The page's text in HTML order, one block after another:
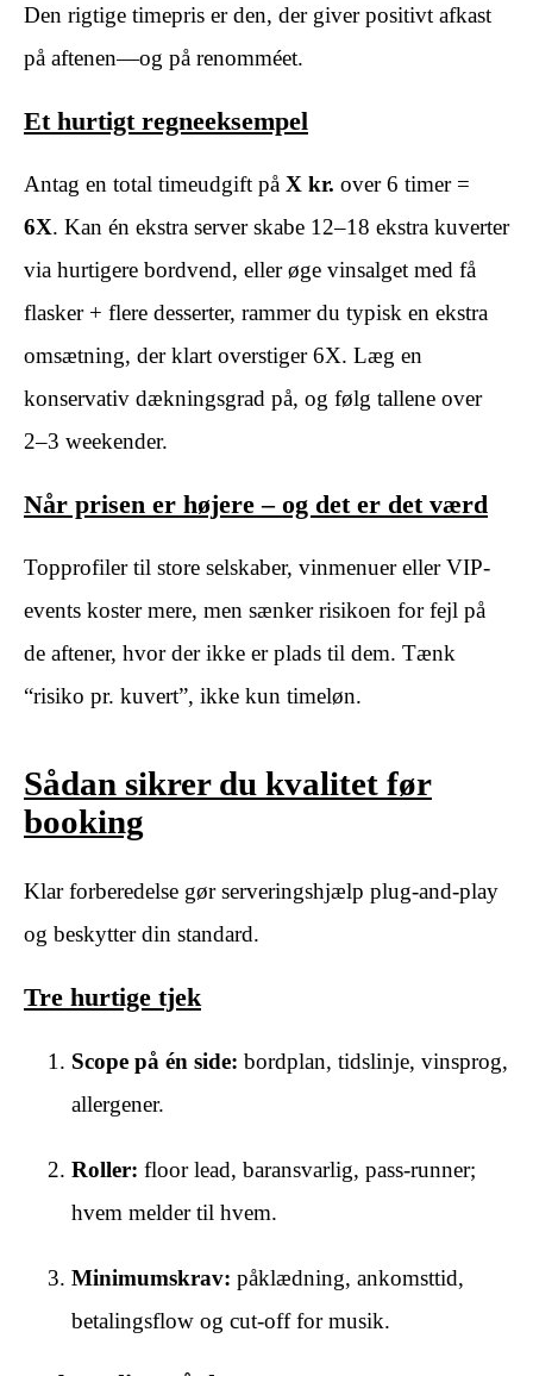
Den rigtige timepris er den, der giver positivt afkast
på aftenen—og på renomméet.
Et hurtigt regneeksempel
Antag en total timeudgift på X kr. over 6 timer =
6X. Kan én ekstra server skabe 12–18 ekstra kuverter
via hurtigere bordvend, eller øge vinsalget med få
flasker + flere desserter, rammer du typisk en ekstra
omsætning, der klart overstiger 6X. Læg en
konservativ dækningsgrad på, og følg tallene over
2–3 weekender.
Når prisen er højere – og det er det værd
Topprofiler til store selskaber, vinmenuer eller VIP-
events koster mere, men sænker risikoen for fejl på
de aftener, hvor der ikke er plads til dem. Tænk
“risiko pr. kuvert”, ikke kun timeløn.
Sådan sikrer du kvalitet før
booking
Klar forberedelse gør serveringshjælp plug-and-play
og beskytter din standard.
Tre hurtige tjek
Scope på én side: bordplan, tidslinje, vinsprog,
allergener.
Roller: floor lead, baransvarlig, pass-runner;
hvem melder til hvem.
Minimumskrav: påklædning, ankomsttid,
betalingsflow og cut-off for musik.